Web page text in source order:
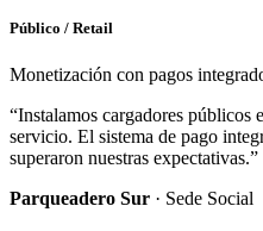
Público / Retail
Monetización con pagos
“Instalamos cargadores públicos
servicio. El sistema de pago
superaron nuestras expectativas.”
Parqueadero Sur · Sede Social